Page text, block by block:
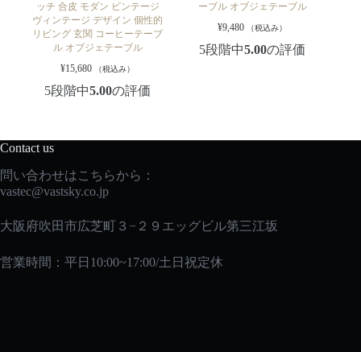
ッチ 合皮 モダン ビンテージ
ヴィンテージ デザイン 個性的
リビング 玄関 コーヒーテーブ
ル オブジェテーブル
¥15,680 （税込み）
5段階中5.00の評価
ーブル オブジェテーブル
¥9,480 （税込み）
5段階中5.00の評価
Contact us
問い合わせはこちらから：
vastec@vastsky.co.jp
大阪府吹田市広芝町３−２９エッグビル第三江坂
営業時間：平日10:00~17:00/土日祝定休